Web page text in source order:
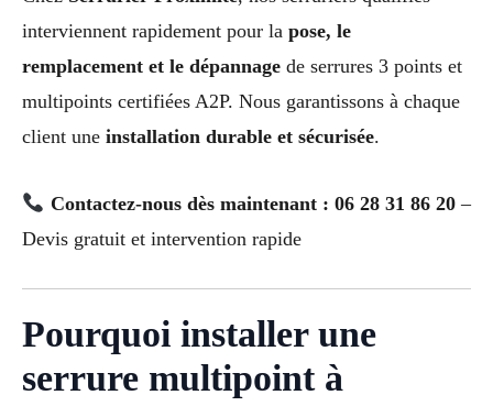
interviennent rapidement pour la pose, le
remplacement et le dépannage de serrures 3 points et
multipoints certifiées A2P. Nous garantissons à chaque
client une installation durable et sécurisée.
Contactez-nous dès maintenant : 06 28 31 86 20–
Devis gratuit et intervention rapide
Pourquoi installer une
serrure multipoint à